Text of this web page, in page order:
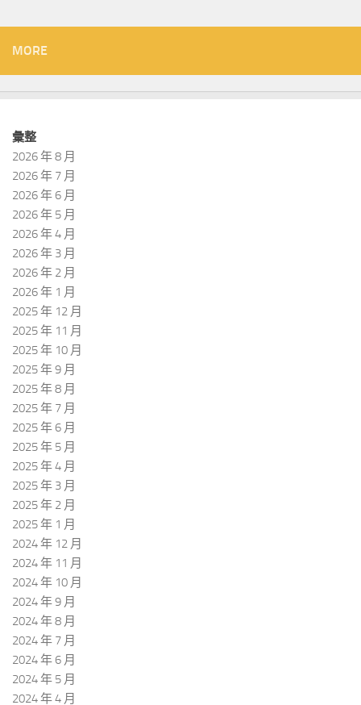
MORE
彙整
2026 年 8 月
2026 年 7 月
2026 年 6 月
2026 年 5 月
2026 年 4 月
2026 年 3 月
2026 年 2 月
2026 年 1 月
2025 年 12 月
2025 年 11 月
2025 年 10 月
2025 年 9 月
2025 年 8 月
2025 年 7 月
2025 年 6 月
2025 年 5 月
2025 年 4 月
2025 年 3 月
2025 年 2 月
2025 年 1 月
2024 年 12 月
2024 年 11 月
2024 年 10 月
2024 年 9 月
2024 年 8 月
2024 年 7 月
2024 年 6 月
2024 年 5 月
2024 年 4 月